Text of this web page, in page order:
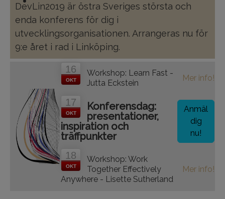
DevLin2019 är östra Sveriges största och
enda konferens för dig i
utvecklingsorganisationen. Arrangeras nu för
9:e året i rad i Linköping.
16
OKT
Workshop: Learn Fast -
Jutta Eckstein
Mer info!
17
OKT
Konferensdag:
presentationer,
inspiration och
träffpunkter
Anmäl
dig
nu!
18
OKT
Workshop: Work
Together Effectively
Anywhere - Lisette Sutherland
Mer info!